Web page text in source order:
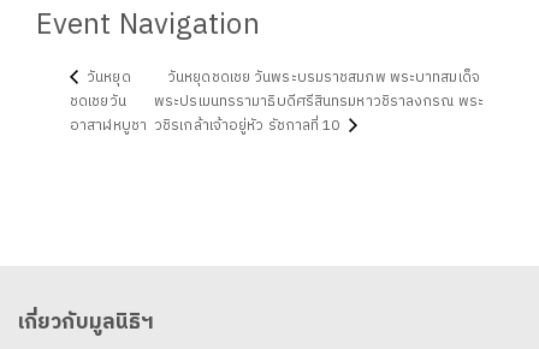
Event Navigation
วันหยุด
ชดเชยวัน
อาสาฬหบูชา
วันหยุดชดเชย วันพระบรมราชสมภพ พระบาทสมเด็จ
พระปรเมนทรรามาธิบดีศรีสินทรมหาวชิราลงกรณ พระ
วชิรเกล้าเจ้าอยู่หัว รัชกาลที่ 10
เกี่ยวกับมูลนิธิฯ